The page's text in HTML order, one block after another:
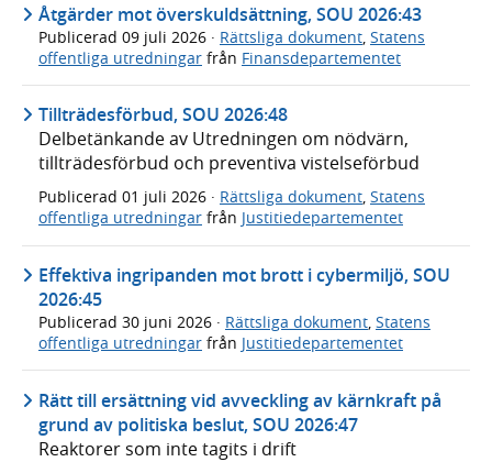
Åtgärder mot överskuldsättning, SOU 2026:43
Publicerad 09 juli 2026 · Rättsliga dokument Statens
offentliga utredningar från Finansdepartementet
Tillträdesförbud, SOU 2026:48
Delbetänkande av Utredningen om nödvärn,
tillträdesförbud och preventiva vistelseförbud
Publicerad 01 juli 2026 · Rättsliga dokument, Statens
offentliga utredningar från Justitiedepartementet
Effektiva ingripanden mot brott i cybermiljö, SOU
2026:45
Publicerad 30 juni 2026 · Rättsliga dokument, Statens
offentliga utredningar från Justitiedepartementet
Rätt till ersättning vid avveckling av kärnkraft på
grund av politiska beslut, SOU 2026:47
Reaktorer som inte tagits i drift